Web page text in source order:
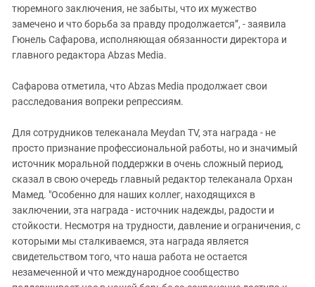
тюремного заключения, не забыты, что их мужество
замечено и что борьба за правду продолжается”, - заявила
Гюнель Сафарова, исполняющая обязанности директора и
главного редактора Abzas Media.
Сафарова отметила, что Abzas Media продолжает свои
расследования вопреки репрессиям.
Для сотрудников телеканала Meydan TV, эта награда - не
просто признание профессиональной работы, но и значимый
источник моральной поддержки в очень сложный период,
сказал в свою очередь главный редактор телеканала Орхан
Мамед. "Особенно для наших коллег, находящихся в
заключении, эта награда - источник надежды, радости и
стойкости. Несмотря на трудности, давление и ограничения, с
которыми мы сталкиваемся, эта награда является
свидетельством того, что наша работа не остается
незамеченной и что международное сообщество